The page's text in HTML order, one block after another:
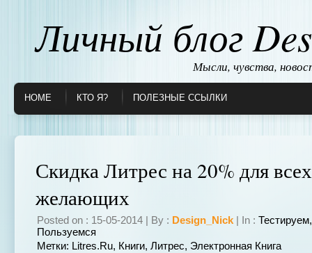
Личный блог
Мысли, чувства,
HOME КТО Я? ПОЛЕЗНЫЕ ССЫЛКИ
Скидка Литрес на 20% для всех
желающих
Posted on : 15-05-2014 | By : Design_Nick | In :
Пользуемся
Метки: Litres.ru, Книги, Литрес, Электронная Книга